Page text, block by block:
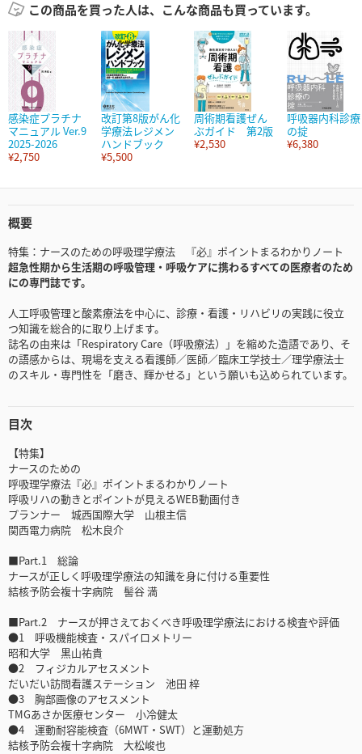
この商品を買った人は、こんな商品も買っています。
感染症プラチナ
マニュアル Ver.9
2025-2026
¥2,750
改訂第8版がん化
学療法レジメン
ハンドブック
¥5,500
周術期看護ぜん
ぶガイド 第2版
¥2,530
呼吸器内科診療
の掟
¥6,380
概要
特集：ナースのための呼吸理学療法 『必』ポイントまるわかりノート
超急性期から生活期の呼吸管理・呼吸ケアに携わるすべての医療者のため
にの専門誌です。
人工呼吸管理と酸素療法を中心に、診療・看護・リハビリの実践に役立
つ知識を総合的に取り上げます。
誌名の由来は「Respiratory Care（呼吸療法）」を縮めた造語であり、そ
の語感からは、現場を支える看護師／医師／臨床工学技士／理学療法士
のスキル・専門性を「磨き、輝かせる」という願いも込められています。
目次
【特集】
ナースのための
呼吸理学療法『必』ポイントまるわかりノート
呼吸リハの動きとポイントが見えるWEB動画付き
プランナー 城西国際大学 山根主信
関西電力病院 松木良介
■Part.1 総論
ナースが正しく呼吸理学療法の知識を身に付ける重要性
結核予防会複十字病院 髻谷 満
■Part.2 ナースが押さえておくべき呼吸理学療法における検査や評価
●1 呼吸機能検査・スパイロメトリー
昭和大学 黒山祐貴
●2 フィジカルアセスメント
だいだい訪問看護ステーション 池田 梓
●3 胸部画像のアセスメント
TMGあさか医療センター 小冷健太
●4 運動耐容能検査（6MWT・SWT）と運動処方
結核予防会複十字病院 大松峻也